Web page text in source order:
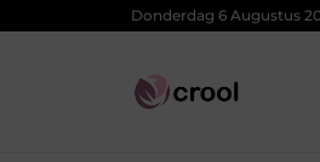
Donderdag 6 Augustus